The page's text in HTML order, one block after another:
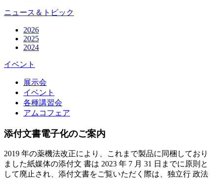
ニュース＆トピック
2026
2025
2024
イベント
展示会
イベント
各種講習会
アムコフェア
添付文書電子化のご案内
2019 年の薬機法改正により、これまで製品に同梱しており
ました紙媒体の添付文 書は 2023 年 7 月 31 日までに原則と
して廃止され、添付文書をご覧いただく際は、独立行 政法